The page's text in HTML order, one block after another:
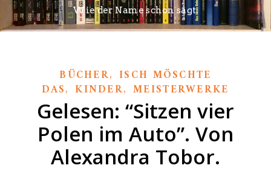
Wie der Name schon sagt.
BÜCHER,ISCH MÖSCHTE
DAS,KINDER,MEISTERWERKE
Gelesen: “Sitzen vier
Polen im Auto”. Von
Alexandra Tobor.